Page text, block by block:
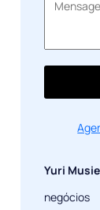
Yuri
negócios